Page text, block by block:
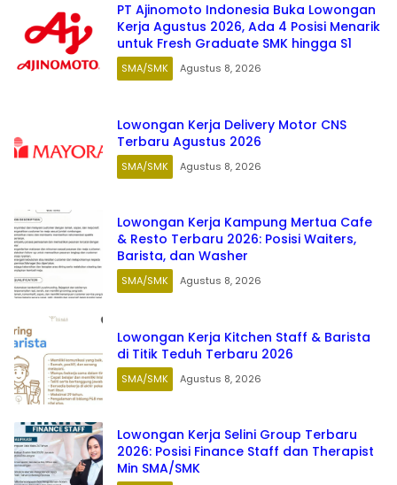
PT Ajinomoto Indonesia Buka Lowongan
Kerja Agustus 2026, Ada 4 Posisi Menarik
untuk Fresh Graduate SMK hingga S1
SMA/SMK Agustus 8, 2026
Lowongan Kerja Delivery Motor CNS
Terbaru Agustus 2026
SMA/SMK Agustus 8, 2026
Lowongan Kerja Kampung Mertua Cafe
& Resto Terbaru 2026: Posisi Waiters,
Barista, dan Washer
SMA/SMK Agustus 8, 2026
Lowongan Kerja Kitchen Staff & Barista
di Titik Teduh Terbaru 2026
SMA/SMK Agustus 8, 2026
Lowongan Kerja Selini Group Terbaru
2026: Posisi Finance Staff dan Therapist
Min SMA/SMK